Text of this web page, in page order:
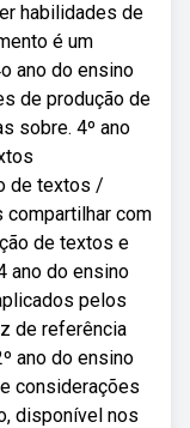
habilidades de
é um
ano do ensino
de produção de
sobre. 4º ano
de textos /
compartilhar com
de textos e
ano do ensino
pelos
de referência
ano do ensino
considerações
disponível nos